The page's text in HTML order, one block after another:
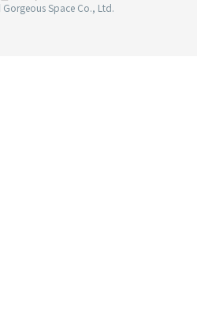
Space Co., Ltd.